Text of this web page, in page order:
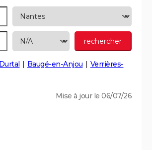
Durtal Baugé-en-Anjou
Verrières-
Mise à jour le 06/07/26